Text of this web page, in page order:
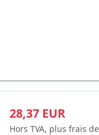
28,37 EUR
Hors TVA, plus frais de